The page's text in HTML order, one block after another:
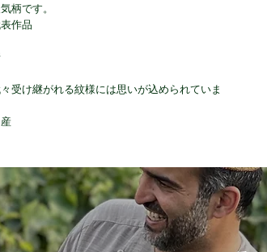
柄です。
作品
け継がれる紋様には思いが込められていま